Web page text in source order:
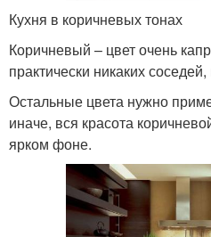
Кухня в коричневых тонах
Коричневый – цвет очень
практически никаких
Остальные цвета нужно
иначе, вся красота
ярком фоне.